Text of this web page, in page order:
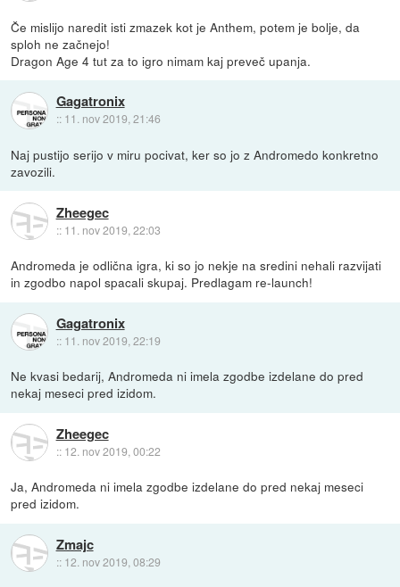
Če mislijo naredit isti zmazek kot je Anthem, potem je bolje, da
sploh ne začnejo!
Dragon Age 4 tut za to igro nimam kaj preveč upanja.
Gagatronix
:: 11. nov 2019, 21:46
Naj pustijo serijo v miru pocivat, ker so jo z Andromedo konkretno
zavozili.
Zheegec
:: 11. nov 2019, 22:03
Andromeda je odlična igra, ki so jo nekje na sredini nehali razvijati
in zgodbo napol spacali skupaj. Predlagam re-launch!
Gagatronix
:: 11. nov 2019, 22:19
Ne kvasi bedarij, Andromeda ni imela zgodbe izdelane do pred
nekaj meseci pred izidom.
Zheegec
:: 12. nov 2019, 00:22
Ja, Andromeda ni imela zgodbe izdelane do pred nekaj meseci
pred izidom.
Zmajc
:: 12. nov 2019, 08:29